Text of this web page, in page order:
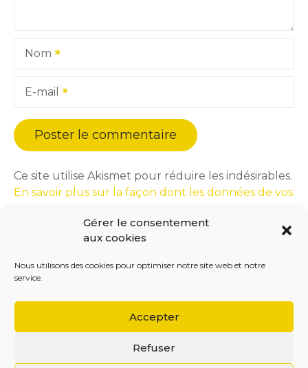
Gérer le consentement
aux cookies
Nous utilisons des cookies pour optimiser notre site web et notre
service.
Accepter
Refuser
Nom
E-mail
Ce site utilise Akismet pour réduire les indésirables.
En savoir plus sur la façon dont les données de vos
BEGOODINWEB | 2021 ©